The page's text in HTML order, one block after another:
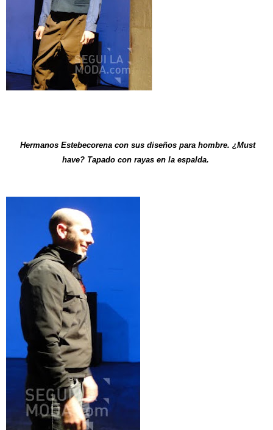
Hermanos Estebecorena con sus diseños para hombre. ¿Must
have? Tapado con rayas en la espalda.